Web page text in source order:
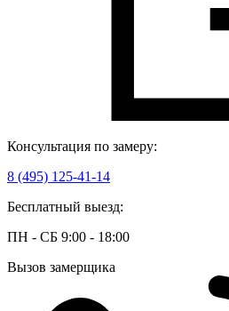
Консультация по замеру:
8 (495) 125-41-14
Бесплатный выезд:
ПН - СБ 9:00 - 18:00
Вызов замерщика